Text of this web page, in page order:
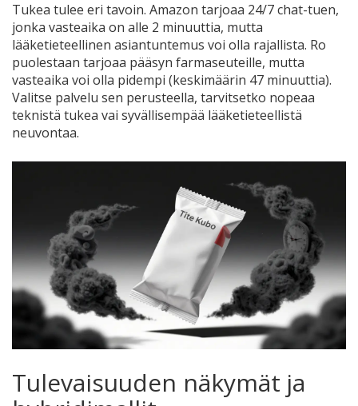
Tukea tulee eri tavoin. Amazon tarjoaa 24/7 chat-tuen,
jonka vasteaika on alle 2 minuuttia, mutta
lääketieteellinen asiantuntemus voi olla rajallista. Ro
puolestaan tarjoaa pääsyn farmaseuteille, mutta
vasteaika voi olla pidempi (keskimäärin 47 minuuttia).
Valitse palvelu sen perusteella, tarvitsetko nopeaa
teknistä tukea vai syvällisempää lääketieteellistä
neuvontaa.
Tulevaisuuden näkymät ja